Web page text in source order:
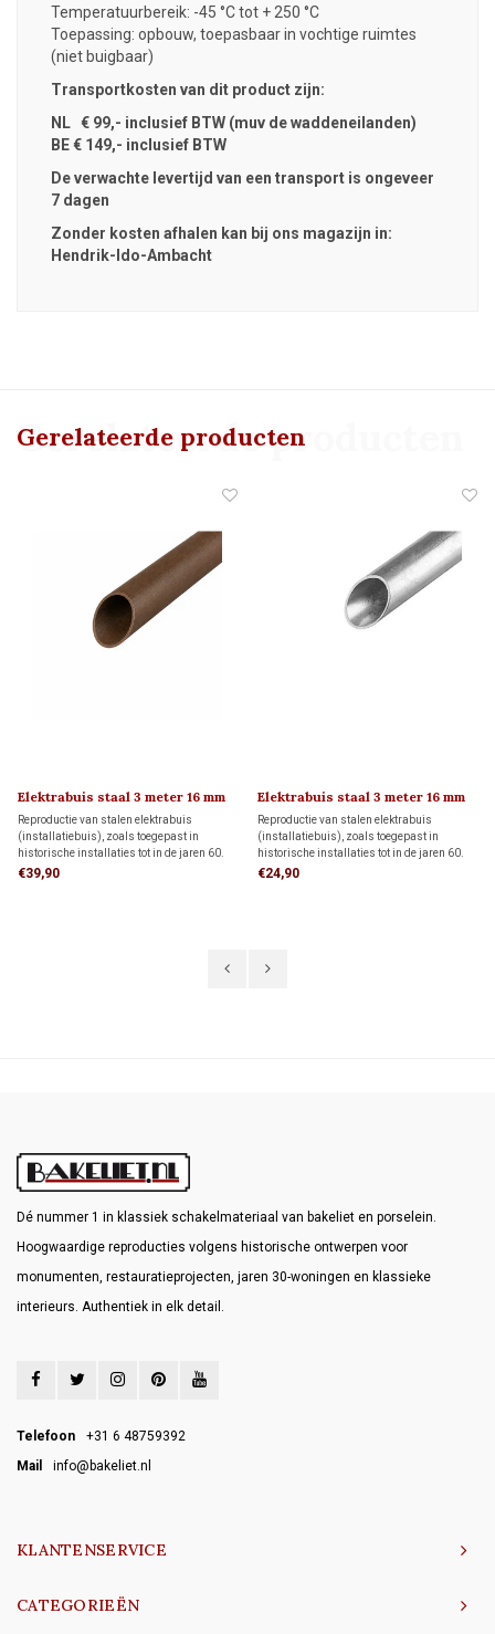
Temperatuurbereik: -45 °C tot + 250 °C
Toepassing: opbouw, toepasbaar in vochtige ruimtes
(niet buigbaar)
Transportkosten van dit product zijn:
NL € 99,- inclusief BTW (muv de waddeneilanden)
BE € 149,- inclusief BTW
De verwachte levertijd van een transport is ongeveer
7 dagen
Zonder kosten afhalen kan bij ons magazijn in:
Hendrik-Ido-Ambacht
Gerelateerde producten
Gerelateerde producten
Elektrabuis staal 3 meter 16 mm
Reproductie van stalen elektrabuis
(installatiebuis), zoals toegepast in
historische installaties tot in de jaren 60.
De metalen buis heeft een druksterkte van
€39,90
Elektrabuis staal 3 meter 16 mm
Reproductie van stalen elektrabuis
(installatiebuis), zoals toegepast in
historische installaties tot in de jaren 60.
De metalen buis heeft een druksterkte van
€24,90
Dé nummer 1 in klassiek schakelmateriaal van bakeliet en porselein.
Hoogwaardige reproducties volgens historische ontwerpen voor
monumenten, restauratieprojecten, jaren 30-woningen en klassieke
interieurs. Authentiek in elk detail.
Telefoon
+31 6 48759392
Mail
info@bakeliet.nl
KLANTENSERVICE
CATEGORIEËN